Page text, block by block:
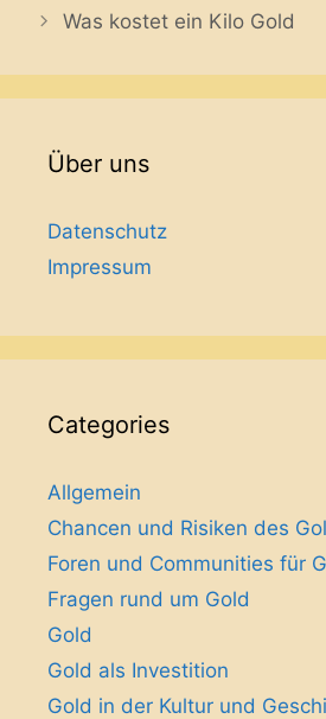
Was kostet ein Kilo Gold
Über uns
Datenschutz
Impressum
Categories
Allgemein
Chancen und Risiken des
Foren und Communities für
Fragen rund um Gold
Gold
Gold als Investition
Gold in der Kultur und